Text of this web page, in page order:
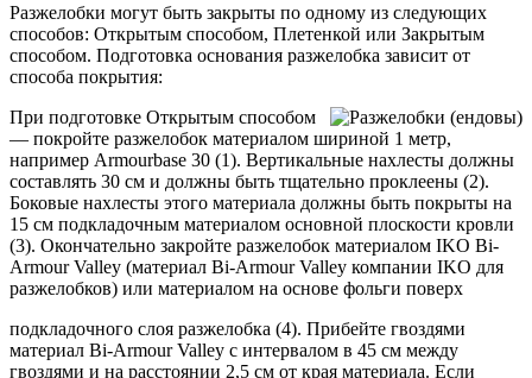
Разжелобки могут быть закрыты по одному из следующих
способов: Открытым способом, Плетенкой или Закрытым
способом. Подготовка основания разжелобка зависит от
способа покрытия:
При подготовке Открытым способом
— покройте разжелобок материалом шириной 1 метр,
например Armourbase 30 (1). Вертикальные нахлесты должны
составлять 30 см и должны быть тщательно проклеены (2).
Боковые нахлесты этого материала должны быть покрыты на
15 см подкладочным материалом основной плоскости кровли
(3). Окончательно закройте разжелобок материалом IKO Bi-
Armour Valley (материал Bi-Armour Valley компании IKO для
разжелобков) или материалом на основе фольги поверх
подкладочного слоя разжелобка (4). Прибейте гвоздями
материал Bi-Armour Valley с интервалом в 45 см между
гвоздями и на расстоянии 2,5 см от края материала. Если